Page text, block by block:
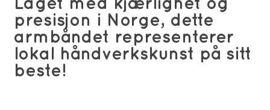
Laget med kjærlighet og
presisjon i Norge, dette
armbåndet representerer
lokal håndverkskunst på sitt
beste!